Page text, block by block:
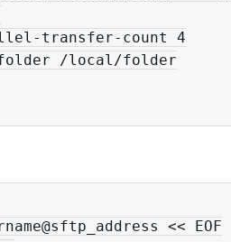
transfer-count 4
/local/folder
<< EOF